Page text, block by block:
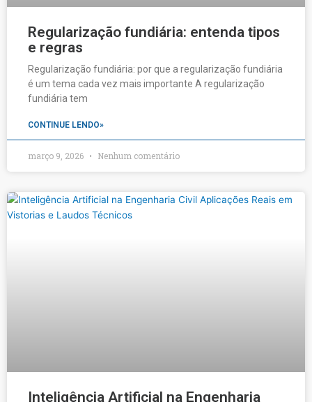
Regularização fundiária: entenda tipos
e regras
Regularização fundiária: por que a regularização fundiária
é um tema cada vez mais importante A regularização
fundiária tem
CONTINUE LENDO»
março 9, 2026 Nenhum comentário
Inteligência Artificial na Engenharia